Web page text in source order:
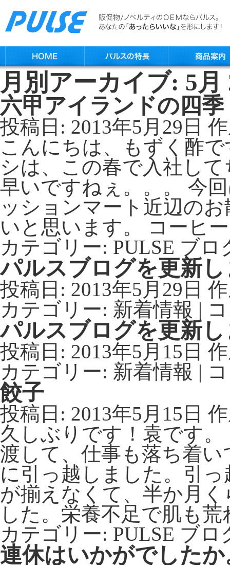
月別アーカイブ: 5月
六甲アイランドの四季
投稿日: 2013年5月29日
こんにちは、もずく酢
シは、この春で入社し
早いですねぇ。。。 今
ッションマート近辺の
いと思います。 コーヒ
カテゴリー: PULSE ブロ
パルスブログを更新
投稿日: 2013年5月29日
カテゴリー: 新着情報 |
パルスブログを更新
投稿日: 2013年5月15日
カテゴリー: 新着情報 |
餃子
投稿日: 2013年5月15日
久しぶりです！袁です
渡して、仕事も落ち着
に引っ越しました。引
が揃えなくて、半か月
した。栄養不足で肌も
カテゴリー: PULSE ブロ
連休はいかがでしたか